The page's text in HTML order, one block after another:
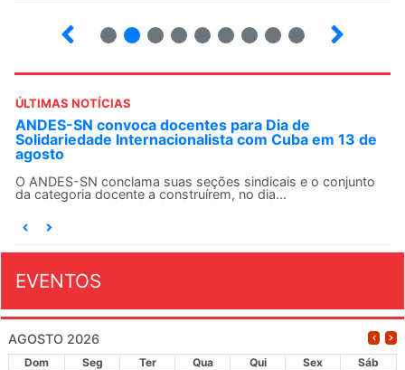
ÚLTIMAS NOTÍCIAS
ANDES-SN convoca docentes para Dia de
Solidariedade Internacionalista com Cuba em 13 de
agosto
O ANDES-SN conclama suas seções sindicais e o conjunto
da categoria docente a construírem, no dia...
EVENTOS
AGOSTO 2026
Dom Seg Ter Qua Qui Sex
Sáb